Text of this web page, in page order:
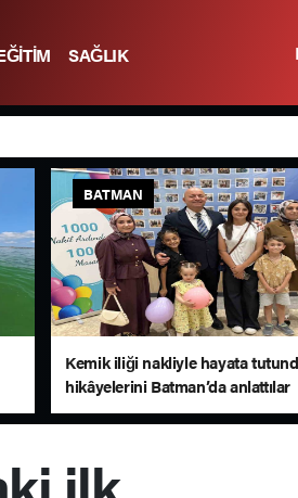
SAĞLIK
BATMAN
Kemik iliği nakliyle hayata
hikâyelerini Batman’da anlattılar